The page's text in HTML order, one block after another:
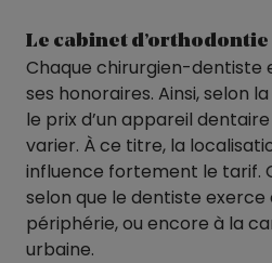
Le cabinet d’orthodontie
Chaque chirurgien-dentiste
ses honoraires. Ainsi, selon
le prix d’un appareil
varier. À ce titre, la
influence fortement le tarif.
selon que le dentiste
périphérie, ou encore à la
urbaine.